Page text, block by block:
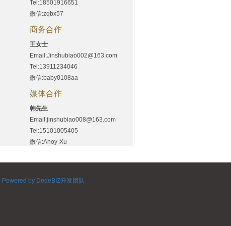
Tel:18501916651
微信:zqbx57
商务合作
王女士
Email:Jinshubiao002@163.com
Tel:13911234046
微信:baby0108aa
媒体合作
韩先生
Email:jinshubiao008@163.com
Tel:15101005405
微信:Ahoy-Xu
Powered by DedeBIZ开发团队